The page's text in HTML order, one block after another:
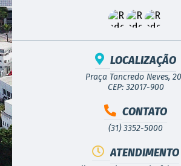
LOCALIZAÇÃO
Praça Tancredo Neves,
CEP: 32017-900
CONTATO
(31) 3352-5000
ATENDIMENTO